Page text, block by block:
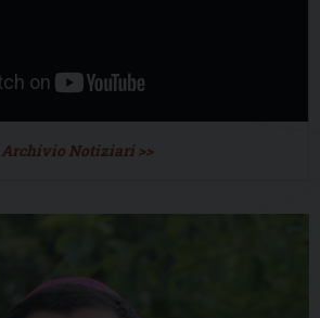
Archivio Notiziari >>